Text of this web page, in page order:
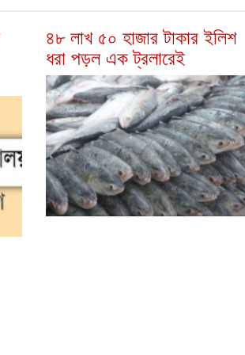
৪৮ লাখ ৫০ হাজার টাকার ইলিশ
ধরা পড়ল এক ট্রলারেই